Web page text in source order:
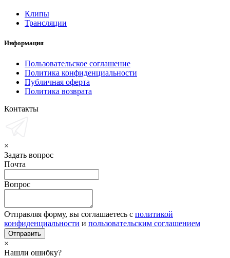
Клипы
Трансляции
Информация
Пользовательское соглашение
Политика конфиденциальности
Публичная оферта
Политика возврата
Контакты
×
Задать вопрос
Почта
Вопрос
Отправляя форму, вы соглашаетесь с политикой
конфиденциальности и пользовательским соглашением
×
Нашли ошибку?